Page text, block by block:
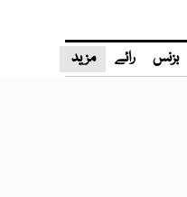
بزنس رائے مزید